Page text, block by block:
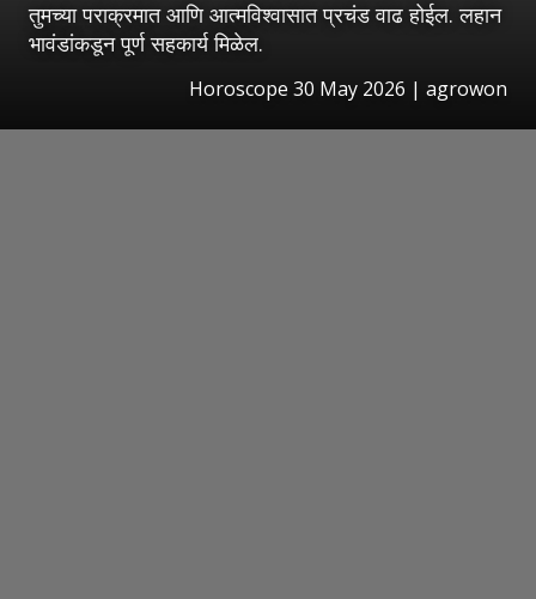
तुमच्या पराक्रमात आणि आत्मविश्वासात प्रचंड वाढ होईल. लहान
भावंडांकडून पूर्ण सहकार्य मिळेल.
Horoscope 30 May 2026 | agrowon